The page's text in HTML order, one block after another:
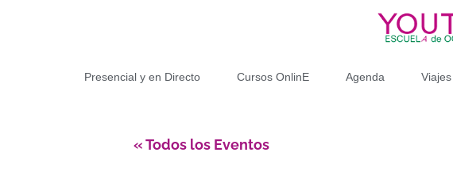
Presencial y en Directo Cursos OnlinE Agenda Viajes
« Todos los Eventos